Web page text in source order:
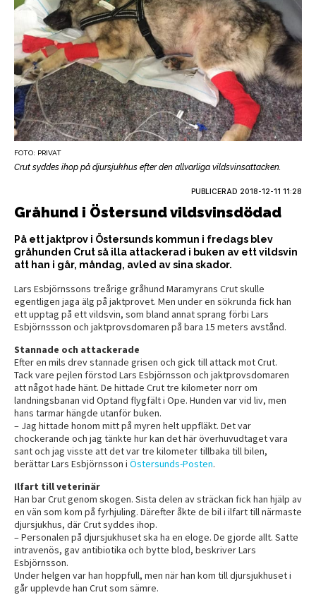
FOTO: PRIVAT
Crut syddes ihop på djursjukhus efter den allvarliga vildsvinsattacken.
PUBLICERAD 2018-12-11 11:28
Gråhund i Östersund vildsvinsdödad
På ett jaktprov i Östersunds kommun i fredags blev
gråhunden Crut så illa attackerad i buken av ett vildsvin
att han i går, måndag, avled av sina skador.
Lars Esbjörnssons treårige gråhund Maramyrans Crut skulle
egentligen jaga älg på jaktprovet. Men under en sökrunda fick han
ett upptag på ett vildsvin, som bland annat sprang förbi Lars
Esbjörnssson och jaktprovsdomaren på bara 15 meters avstånd.
Stannade och attackerade
Efter en mils drev stannade grisen och gick till attack mot Crut.
Tack vare pejlen förstod Lars Esbjörnsson och jaktprovsdomaren
att något hade hänt. De hittade Crut tre kilometer norr om
landningsbanan vid Optand flygfält i Ope. Hunden var vid liv, men
hans tarmar hängde utanför buken.
– Jag hittade honom mitt på myren helt uppfläkt. Det var
chockerande och jag tänkte hur kan det här överhuvudtaget vara
sant och jag visste att det var tre kilometer tillbaka till bilen,
berättar Lars Esbjörnsson i Östersunds-Posten.
Ilfart till veterinär
Han bar Crut genom skogen. Sista delen av sträckan fick han hjälp av
en vän som kom på fyrhjuling. Därefter åkte de bil i ilfart till närmaste
djursjukhus, där Crut syddes ihop.
– Personalen på djursjukhuset ska ha en eloge. De gjorde allt. Satte
intravenös, gav antibiotika och bytte blod, beskriver Lars
Esbjörnsson.
Under helgen var han hoppfull, men när han kom till djursjukhuset i
går upplevde han Crut som sämre.